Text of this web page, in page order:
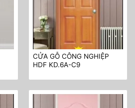
CỬA GỖ CÔNG NGHIỆP
HDF KD.6A-C9